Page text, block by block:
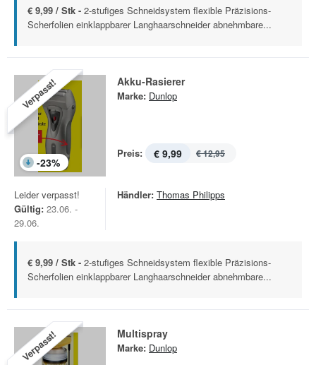
€ 9,99 / Stk - 2-stufiges Schneidsystem flexible Präzisions-
Scherfolien einklappbarer Langhaarschneider abnehmbare...
Verpasst!
-23%
Akku-Rasierer
Marke: Dunlop
Preis: € 9,99 € 12,95
Leider verpasst!
Gültig: 23.06. -
29.06.
Händler: Thomas Philipps
€ 9,99 / Stk - 2-stufiges Schneidsystem flexible Präzisions-
Scherfolien einklappbarer Langhaarschneider abnehmbare...
Verpasst! Multispray
Marke: Dunlop